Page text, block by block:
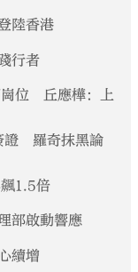
陸香港
行者
崗位 丘應樺：上
證 羅奇抹黑論
1.5倍
部啟動響應
續增